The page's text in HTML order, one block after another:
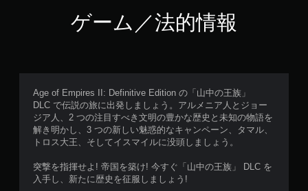
や
ー
作
が
で
き
ま
。
イ
イ
み
）
手
セ
ー
ゲーム／法的情報
Age of Empires II: Definitive Edition の「山中の王族」
DLC で伝説の旅に出発しましょう。アルメニア人とジョー
ジア人、2 つの注目すべき文明の豊かな歴史と未知の物語を
解き明かし、3 つの新しい魅惑的なキャンペーン、タマル、
トロス大王、そしてイスマイルに没頭しましょう。
突撃を指揮せよ! 帝国を築け! 今すぐ「山中の王族」 DLC を
入手し、新たに歴史を征服しましょう!